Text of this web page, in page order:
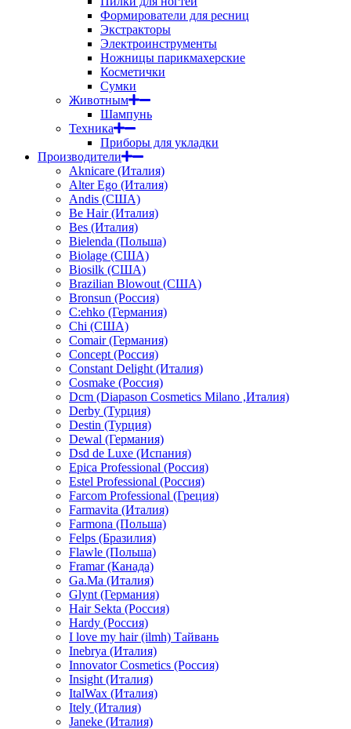
Формирователи для ресниц
Экстракторы
Электроинструменты
Ножницы парикмахерские
Косметички
Сумки
Животным
Шампунь
Техника
Приборы для укладки
Производители
Aknicare (Италия)
Alter Ego (Италия)
Andis (США)
Be Hair (Италия)
Bes (Италия)
Bielenda (Польша)
Biolage (США)
Biosilk (США)
Brazilian Blowout (США)
Bronsun (Россия)
C:ehko (Германия)
Chi (США)
Comair (Германия)
Concept (Россия)
Constant Delight (Италия)
Cosmake (Россия)
Dcm (Diapason Cosmetics Milano ,Италия)
Derby (Турция)
Destin (Турция)
Dewal (Германия)
Dsd de Luxe (Испания)
Epica Professional (Россия)
Estel Professional (Россия)
Farcom Professional (Греция)
Farmavita (Италия)
Farmona (Польша)
Felps (Бразилия)
Flawle (Польша)
Framar (Канада)
Ga.Ma (Италия)
Glynt (Германия)
Hair Sekta (Россия)
Hardy (Россия)
I love my hair (ilmh) Тайвань
Inebrya (Италия)
Innovator Cosmetics (Россия)
Insight (Италия)
ItalWax (Италия)
Itely (Италия)
Janeke (Италия)